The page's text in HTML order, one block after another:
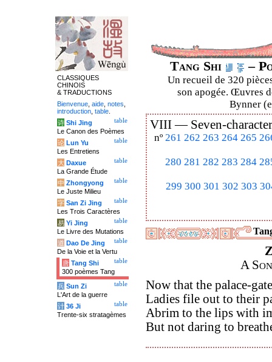
Tang Shi –
Un recueil de 320
son apogée. Œuvres
Bynner
VIII — Seven-
nº 261 262 263 264 265
280 281 282 283 284
299 300 301 302 303
A
Now that the palace-
Ladies file out to their
Abrim to the lips with
But not daring to
CLASSIQUES
CHINOIS
& TRADUCTIONS
Bienvenue aide notes
introduction table
table
诗 Shi Jing
Le Canon des Poèmes
table
论 Lun Yu
Les Entretiens
table
大 Daxue
La Grande Étude
table
中 Zhongyong
Le Juste Milieu
table
字 San Zi Jing
Les Trois Caractères
table
易 Yi Jing
Le Livre des Mutations
table
道 Dao De Jing
De la Voie et la Vertu
table
唐 Tang Shi
300 poèmes Tang
table
兵 Sun Zi
L'Art de la guerre
table
计 36 Ji
Trente-six stratagèmes